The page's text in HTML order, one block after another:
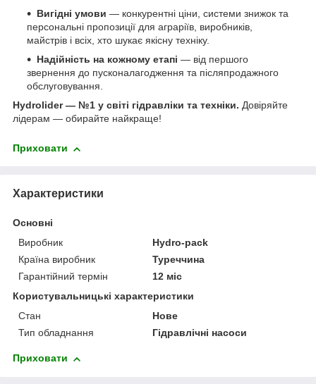
Вигідні умови — конкурентні ціни, системи знижок та
персональні пропозиції для аграріїв, виробників,
майстрів і всіх, хто шукає якісну техніку.
Надійність на кожному етапі — від першого
звернення до пусконалагодження та післяпродажного
обслуговування.
Hydrolider — №1 у світі гідравліки та техніки. Довіряйте
лідерам — обирайте найкраще!
Приховати
Характеристики
Основні
Виробник
Hydro-pack
Країна виробник
Туреччина
Гарантійний термін
12 міс
Користувальницькі характеристики
Стан
Нове
Тип обладнання
Гідравлічні насоси
Приховати